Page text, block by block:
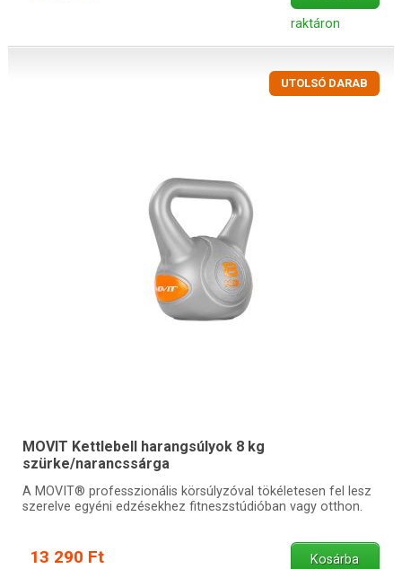
raktáron
UTOLSÓ DARAB
MOVIT Kettlebell harangsúlyok 8 kg
szürke/narancssárga
A MOVIT® professzionális körsúlyzóval tökéletesen fel lesz
szerelve egyéni edzésekhez fitneszstúdióban vagy otthon.
13 290 Ft Kosárba